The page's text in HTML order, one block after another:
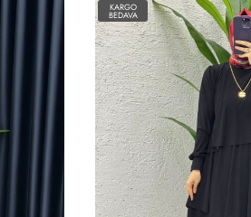
KARGO
BEDAVA